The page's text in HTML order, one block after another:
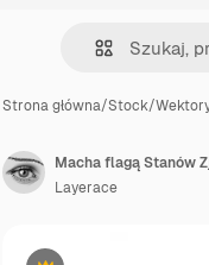
Strona główna/Stock/
Macha flagą Stanów
Layerace